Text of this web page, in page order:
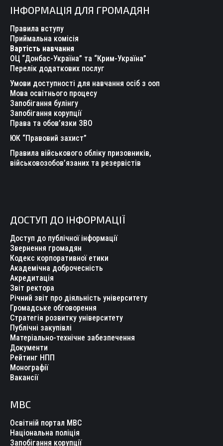
opens
in
new
window
opens
in
new
window
opens
in
new
window
opens
in
new
window
opens
new
opens
ІНФОРМАЦІЯ ДЛЯ ГРОМАДЯН
Правила вступу
Приймальна комісія
Вартість навчання
ОЦ “Донбас-Україна” та “Крим-Україна”
Перелік додаткових послуг
Умови доступності для навчання осіб з ооп
Мова освітнього процесу
Запобігання булінгу
Запобігання корупції
Права та обов’язки ЗВО
ЮК “Правовий захист”
Правила військового обліку призовників,
військовозобов’язаних та резервістів
ДОСТУП ДО ІНФОРМАЦІЇ
Доступ до публічної інформації
Звернення громадян
Кодекс корпоративної етики
Академічна доброчесність
Акредитація
Звіт ректора
Річний звіт про діяльність університету
Громадське обговорення
Стратегія розвитку університету
Публічні закупівлі
Матеріально-технічне забезпечення
Документи
Рейтинг НПП
Монографії
Вакансії
МВС
Освітній портал МВС
Національна поліція
Запобігання корупції